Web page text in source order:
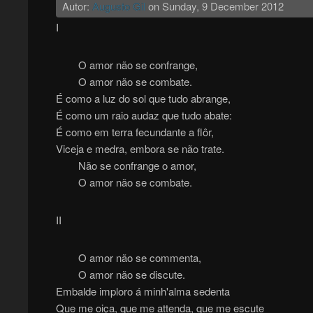
Autor: Augusto Gil on Sunday, 9 December 2012
I
O amor não se confrange,
O amor não se combate.
É como a luz do sol que tudo abrange,
É como um raio audaz que tudo abate:
É como em terra fecundante a flôr,
Viceja e medra, embora se não trate.
Não se confrange o amor,
O amor não se combate.
II
O amor não se commenta,
O amor não se discute.
Embalde imploro á minh'alma sedenta
Que me oiça, que me attenda, que me escute